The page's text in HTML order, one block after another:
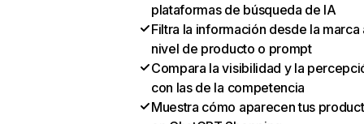
plataformas de búsqueda de IA
Filtra la información desde la marca
nivel de producto o prompt
Compara la visibilidad y la
con las de la competencia
Muestra cómo aparecen tus